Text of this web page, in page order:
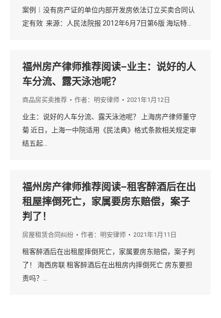
案例︱没有房产证的单位内部开发房依法订立买卖合同认
定有效 来源：人民法院报 2012年6月7日第6版 海坛特…
福州房产律师推荐阅读–业主：说好的人
车分流、露天泳池呢？
商品房买卖推荐 作者： 明安律师 2021年1月12日
业主：说好的人车分流、露天泳池呢？ 上海房产律师董守
菊 近日，上海一中院适用《民法典》格式条款相关规定审
结五起…
福州房产律师推荐阅读–租客醉酒后在出
租屋摔倒死亡，家属要房东赔偿，案子
判了！
房屋租赁合同纠纷 作者： 明安律师 2021年1月11日
租客醉酒后在出租屋摔倒死亡，家属要房东赔偿，案子判
了！ 海西房联 租客醉酒后在出租房内摔倒死亡 房东要担
责吗？…